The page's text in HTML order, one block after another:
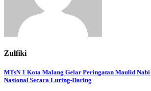
Zulfiki
Navigasi
MTsN 1 Kota Malang Gelar Peringatan Maulid
Nasional Secara Luring-Daring